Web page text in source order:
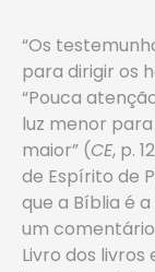
“Os
para dirigir os
“Pouca
luz menor
maior” (CE, p.
de Espírito de
que a Bíblia é
um
Livro dos